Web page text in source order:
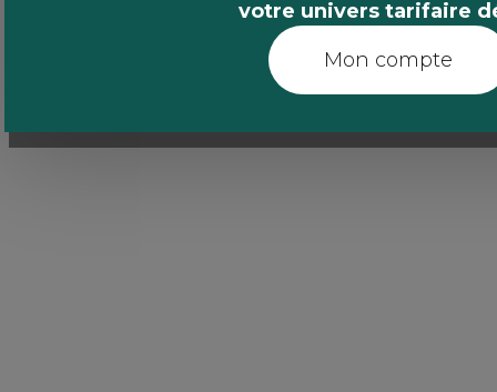
votre univers tarifaire
Mon compte